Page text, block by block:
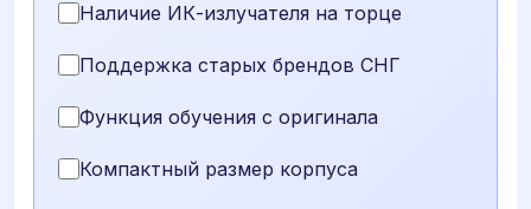
Наличие ИК-излучателя на торце
Поддержка старых брендов СНГ
Функция обучения с оригинала
Компактный размер корпуса